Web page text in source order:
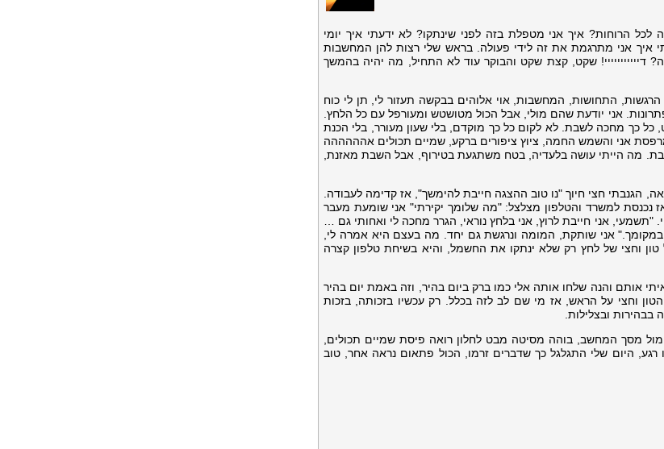
הרוחות? איך אני מטפלת בזה לפני שינתקו? לא ידעתי איך יומי
איך אני מתרגמת את זה לידי פעולה. בראש שלי רצות להן המחשבות
שקט, קצת שקט והבוקר עוד לא התחיל, מה יהיה בהמשך
התחושות, המחשבות, אוי אלוהים בבקשה תעזור לי, תן לי כוח
אני יודעת שהם מולי, אבל הכול מטושטש ומעורפל עם כל הלחץ.
כך מחכה לשבת. לא לקום כל כך מוקדם, בלי שעון מעורר, בלי הכנת
אני והשמש החמה, ציוץ ציפורים ברקע, שמיים תכולים אהההההה
מה הייתי עושה בלעדיה, בטח משתגעת בטירוף, אבל השבת מאזנת,
הגנבתי חצי חיוך "נו טוב ההצגה חייבת להימשך", אז קדימה לעבודה.
נכנסת למשרד והטלפון מצלצל: "מה שלומך יקירתי" אני שומעת מעבר
אני חייבת לרוץ, אני בלחץ נוראי, הגרר מחכה לי ואחותי גם …
אני שותקת, המומה ונרגשת גם יחד. מה בעצם היא אמרה לי,
וחצי של לחץ רק שלא ינתקו את החשמל, והיא בשיחת טלפון קצרה
אותם והנה שלחו אותה אלי כמו ברק ביום בהיר, וזה באמת יום בהיר
וחצי על הראש, אז מי שם לב לזה בכלל. רק עכשיו בזכותה, בזכות
ובצלילות.
מסך המחשב, בוהה מסיטה מבט לחלון רואה פיסת שמיים תכולים,
רגע, היום שלי התגלגל כך שדברים זרמו, הכול פתאום נראה אחר, טוב